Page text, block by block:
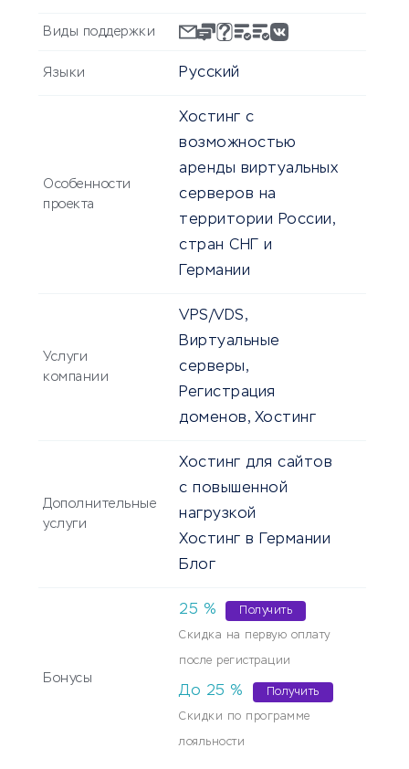
Виды поддержки
Языки Русский
Особенности
проекта
Хостинг с
возможностью
аренды виртуальных
серверов на
территории России,
стран СНГ и
Германии
Услуги
компании
VPS/VDS,
Виртуальные
серверы,
Регистрация
доменов, Хостинг
Дополнительные
услуги
Хостинг для сайтов
с повышенной
нагрузкой
Хостинг в Германии
Блог
Бонусы
25 % Получить
Скидка на первую оплату
после регистрации
До 25 % Получить
Скидки по программе
лояльности